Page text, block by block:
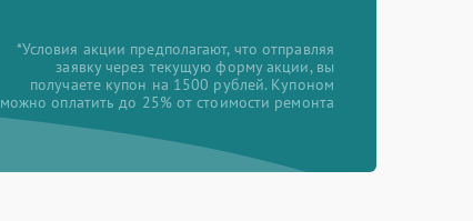
*Условия акции предполагают, что отправляя
заявку через текущую форму акции, вы
получаете купон на 1500 рублей. Купоном
можно оплатить до 25% от стоимости ремонта